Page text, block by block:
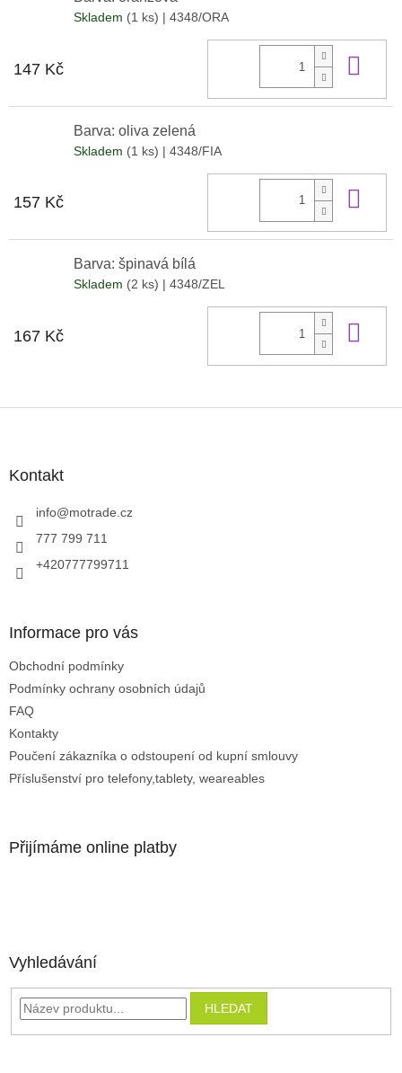
Skladem (1 ks) | 4348/ORA
147 Kč
Barva: oliva zelená
Skladem (1 ks) | 4348/FIA
157 Kč
Barva: špinavá bílá
Skladem (2 ks) | 4348/ZEL
167 Kč
Kontakt
info@motrade.cz
777 799 711
+420777799711
Informace pro vás
Obchodní podmínky
Podmínky ochrany osobních údajů
FAQ
Kontakty
Poučení zákazníka o odstoupení od kupní smlouvy
Příslušenství pro telefony,tablety, weareables
Přijímáme online platby
Vyhledávání
HLEDAT